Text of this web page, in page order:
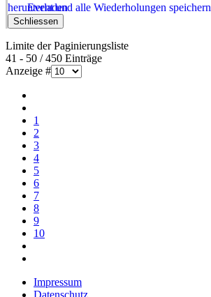
Event und alle Wiederholungen speichern
Schliessen
Limite der Paginierungsliste
41 - 50 / 450 Einträge
Anzeige #
1
2
3
4
5
6
7
8
9
10
Impressum
Datenschutz